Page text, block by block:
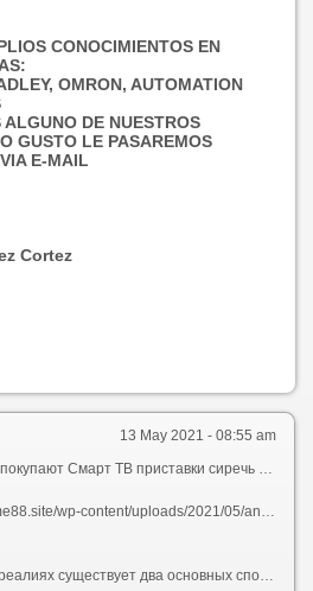
CONOCIMIENTOS EN
OMRON, AUTOMATION
DE NUESTROS
GUSTO LE PASAREMOS
E-MAIL
Cortez
13 May 2021 - 08:55 am
wp-content/uploads/2021/05/android-games.jpg[/img]
два основных способа запуска зрелище для приставке андроид: